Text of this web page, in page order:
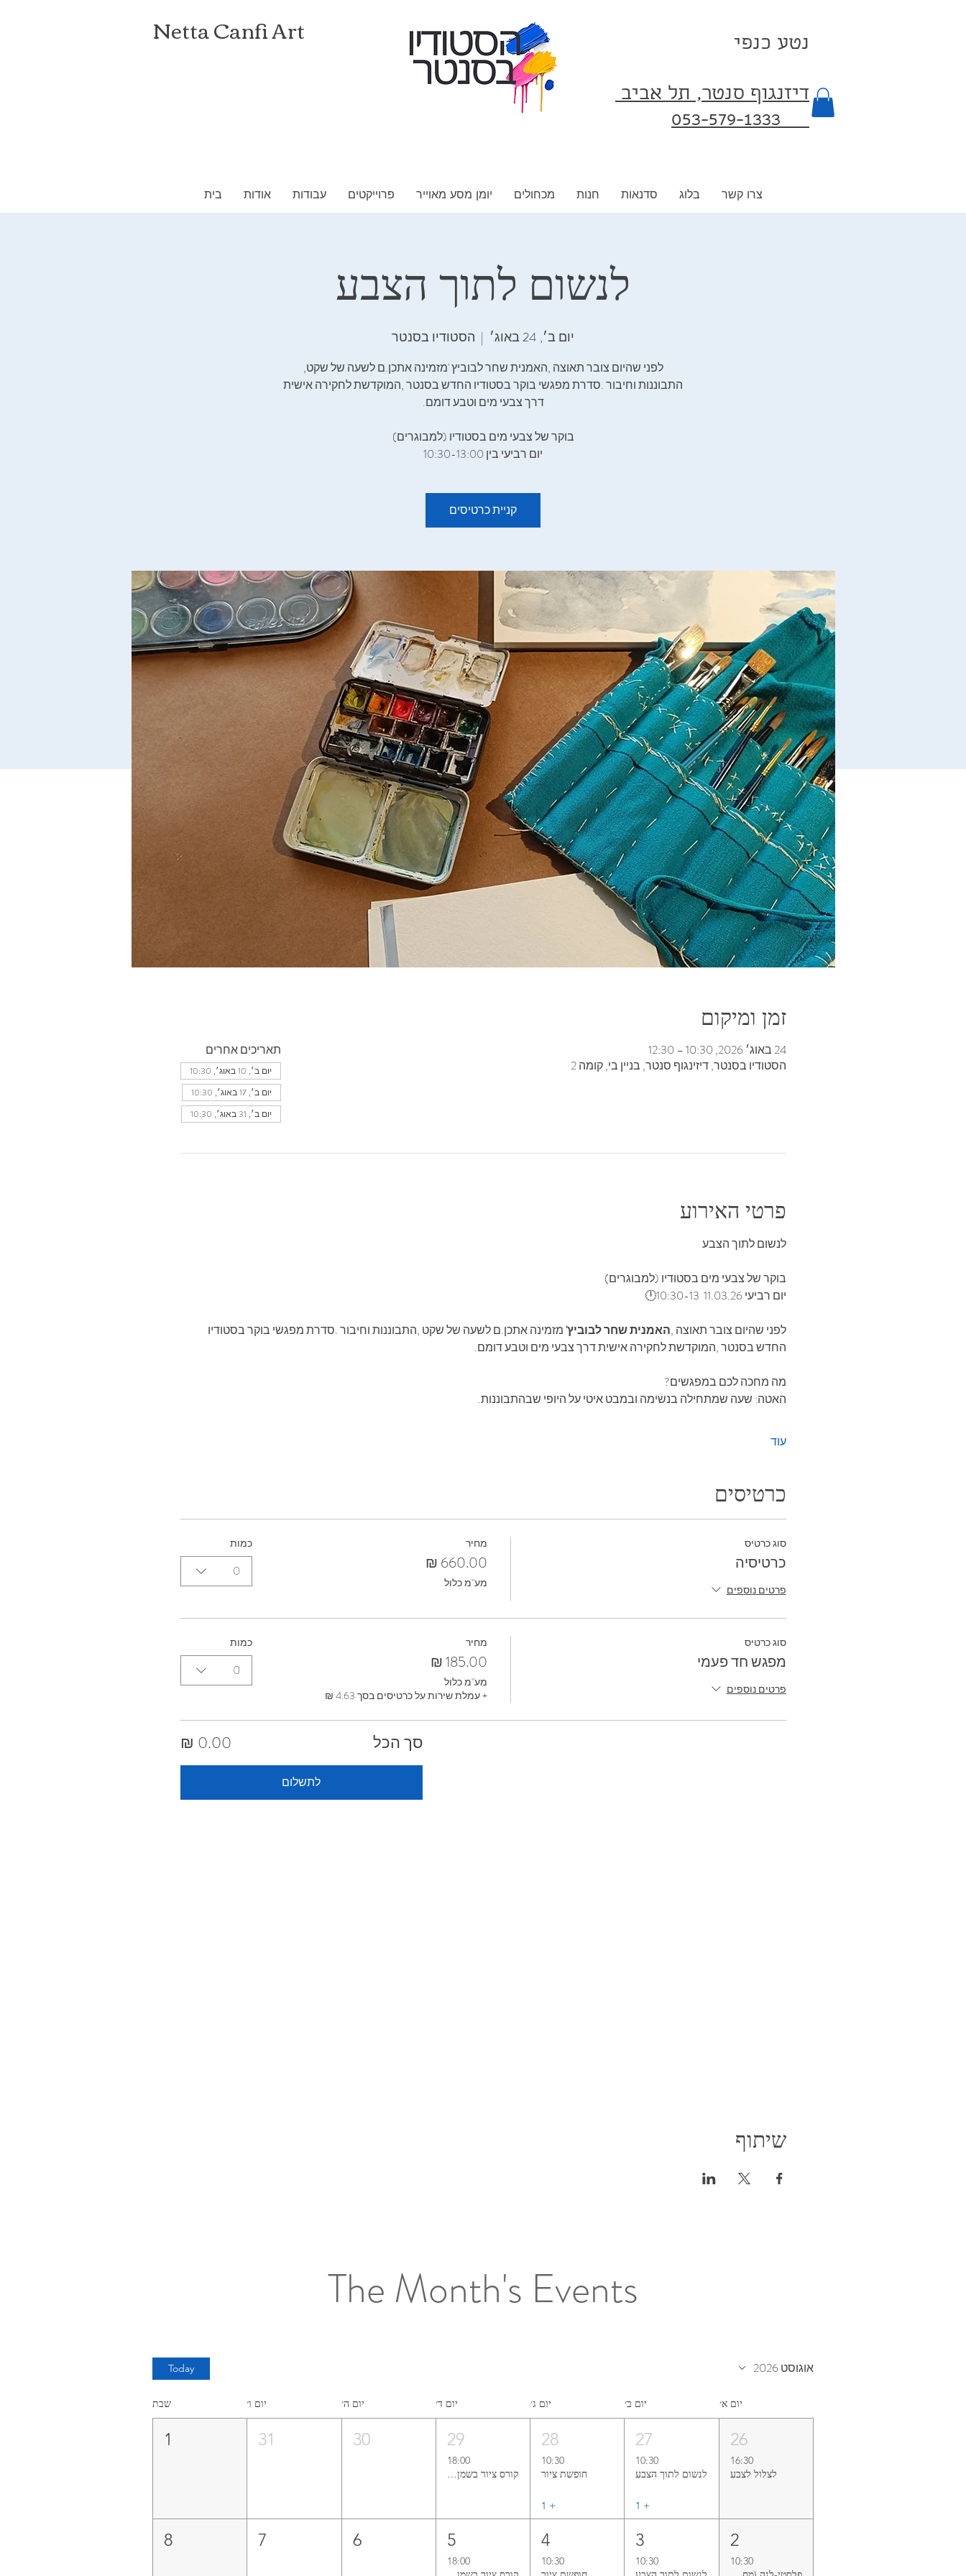
Netta Canfi Art נטע כנפי
דיזנגוף סנטר, תל אביב
053-579-1333⁩
בית אודות עבודות פרוייקטים יומן מסע מאוייר מכחולים חנות סדנאות בלוג צרו קשר
לנשום‭ ‬לתוך‭ ‬הצבע
יום ב׳, 24 באוג׳
  |
הסטודיו בסנטר
לפני‭ ‬שהיום‭ ‬צובר‭ ‬תאוצה‭, ‬האמנית‭ ‬שחר‭ ‬לבוביץ‮'‬‭ ‬מזמינה‭ ‬אתכן‭.‬ם‭ ‬לשעה‭ ‬של‭ ‬שקט‭,
יום רביעי בין 10:30-13:00
קניית כרטיסים
זמן ומיקום
24 באוג׳ 2026, 10:30 – 12:30
הסטודיו בסנטר, דיזינגוף סנטר, בניין בי, קומה 2
תאריכים אחרים
יום ב׳, 10 באוג׳, 10:30
יום ב׳, 17 באוג׳, 10:30
יום ב׳, 31 באוג׳, 10:30
פרטי האירוע
לנשום‭ ‬לתוך‭ ‬הצבע
בוקר‭ ‬של‭ ‬צבעי‭ ‬מים‭ ‬בסטודיו (למבוגרים)
יום רביעי 11.03.26  10:30-13🕛
לפני‭ ‬שהיום‭ ‬צובר‭ ‬תאוצה‭, ‬האמנית‭ ‬שחר‭ ‬לבוביץ'
‬החדש‭ ‬בסנטר‭, ‬המוקדשת‭ ‬לחקירה‭ ‬אישית‭ ‬דרך‭ ‬צבעי‭ ‬מים‭ ‬וטבע‭ ‬דומם‭.‬
מה‭ ‬מחכה‭ ‬לכם‭ ‬במפגשים‭?‬
האטה: ‭‬שעה‭ ‬שמתחילה‭ ‬בנשימה‭ ‬ובמבט‭ ‬איטי‭ ‬על‭ ‬היופי‭ ‬שבהתבוננות‭.‬
עוד
כרטיסים
סוג כרטיס
כרטיסיה
פרטים נוספים
מחיר
מע"מ כלול
כמות
0
סוג כרטיס
מפגש חד פעמי
פרטים נוספים
מחיר
מע"מ כלול
+ עמלת שירות על כרטיסים בסך ‏4.63 ‏₪
כמות
0
סך הכל
לתשלום
שיתוף
The Month's Events
אוגוסט 2026 Today
יום א׳ יום ב׳ יום ג׳ יום ד׳ יום ה׳ יום ו׳ שבת
26
16:30
לצלול‭ ‬לצבע‭
27
10:30
לנשום‭ ‬לתוך‭ ‬הצבע
+ ‏1
28
10:30
חופשת ציור
+ ‏1
29
18:00
קורס ציור בשמן אל־א־פרימה ללא ממסים
30
31
1
2
10:30
3
10:30
4
10:30
5
18:00
6
7
8